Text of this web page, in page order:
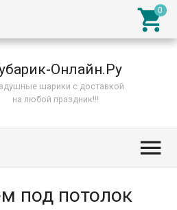

Онлайн.Ру
шарики с доставкой
на любой праздник!!!

под потолок